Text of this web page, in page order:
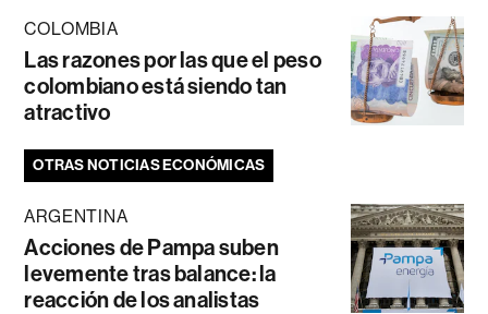
COLOMBIA
Las razones por las que el peso
colombiano está siendo tan
atractivo
OTRAS NOTICIAS ECONÓMICAS
ARGENTINA
Acciones de Pampa suben
levemente tras balance: la
reacción de los analistas